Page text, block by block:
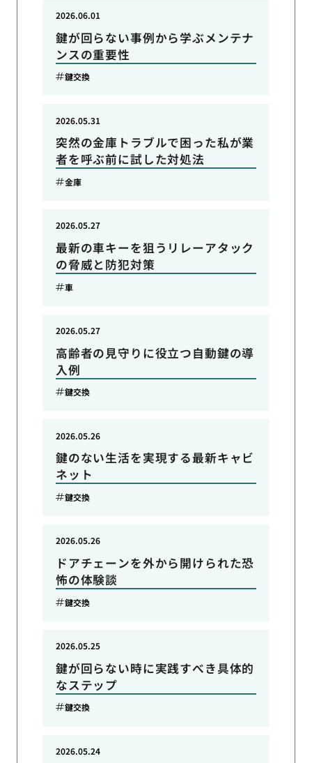
鍵が回らない事例から学ぶメンテナ
ンスの重要性
2026.06.01
鍵交換
突然の金庫トラブルで困った私が業
者を呼ぶ前に試した対処法
2026.05.31
金庫
最新の車キーを狙うリレーアタック
の脅威と防犯対策
2026.05.27
車
高齢者の見守りに役立つ自動鍵の導
入例
2026.05.27
鍵交換
鍵のない生活を実現する最新キャビ
ネット
2026.05.26
鍵交換
ドアチェーンを外から開けられた恐
怖の体験談
2026.05.26
鍵交換
鍵が回らない時に実践すべき具体的
なステップ
2026.05.25
鍵交換
2026.05.24